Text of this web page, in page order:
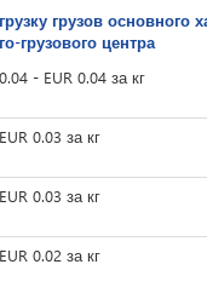
грузов
грузового центра
0.04 - EUR 0.04 за кг
EUR 0.03 за кг
EUR 0.03 за кг
EUR 0.02 за кг